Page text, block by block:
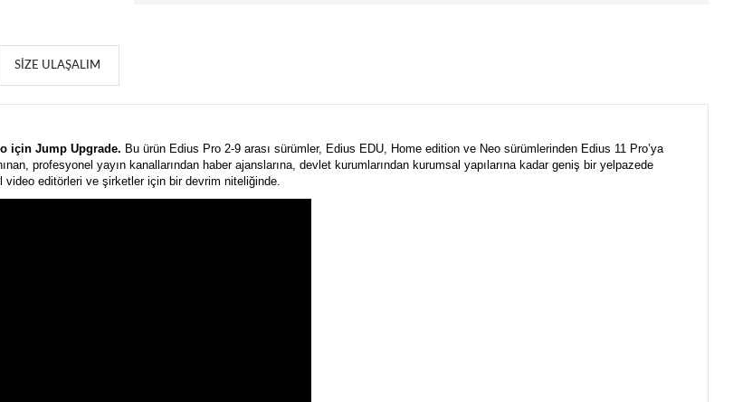
SIZE ULAŞALIM
için Jump Upgrade. Bu ürün Edius Pro 2-9 arası sürümler, Edius EDU, Home edition ve Neo sürümlerinden Edius 11 Pro’ya
profesyonel yayın kanallarından haber ajanslarına, devlet kurumlarından kurumsal yapılarına kadar geniş bir yelpazede
editörleri ve şirketler için bir devrim niteliğinde.